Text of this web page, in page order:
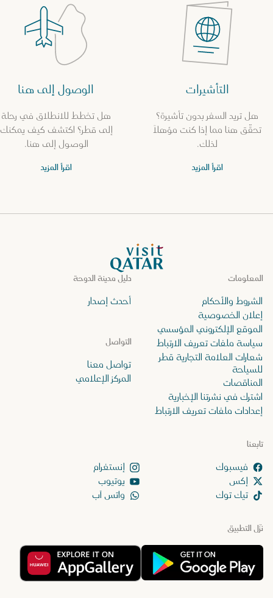
التأشيرات
هل تريد السفر بدون تأشيرة؟
تحقّق هنا مما إذا كنت مؤهلاً
لذلك.
اقرأ المزيد
الوصول إلى هنا
هل تخطط للانطلاق في رحلة
إلى قطر؟ اكتشف كيف يمكنك
الوصول إلى هنا.
اقرأ المزيد
الصفحة الرئيسية لموقع VisitQatar
نزّل التطبيق
دليل مدينة الدوحة
أحدث إصدار
تابعنا
إنستغرام
إكس
يوتيوب
تيك توك
واتس آب
التواصل
تواصل معنا
المركز الإعلامي
المعلومات
الشروط والأحكام
إعلان الخصوصية
الموقع الإلكتروني المؤسسي
سياسة ملفات تعريف الارتباط
شعارات العلامة التجارية قطر
للسياحة
المناقصات
اشترك في نشرتنا الإخبارية
إعدادات ملفات تعريف الارتباط